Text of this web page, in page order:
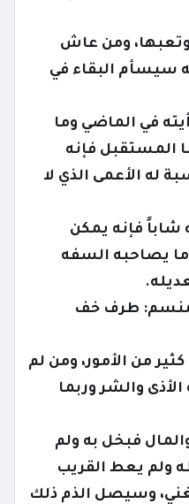
ومن عاش
سيسأم البقاء في
في الماضي وما
المستقبل فإنه
له الأعمى الذي لا
شاباً فإنه يمكن
يصاحبه السفه
طرف خف
من الأمور، ومن لم
والشر وربما
فبخل به ولم
ولم يعط القريب
وسيصل الذم ذلك